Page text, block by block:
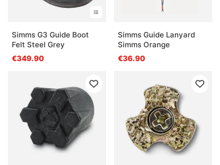
Simms G3 Guide Boot
Felt Steel Grey
€349.90
Simms Guide Lanyard
Simms Orange
€36.90